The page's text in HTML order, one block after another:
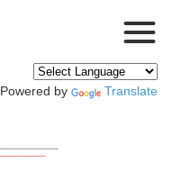
Powered by Translate